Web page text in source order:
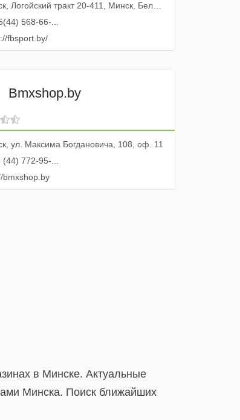
Логойский тракт 20-411, Минск, Беларусь
568-66-...
fbsport.by/
Bmxshop.by
ул. Максима Богдановича, 108, оф. 11
(44) 772-95-...
bmxshop.by
в Минске. Актуальные
Минска. Поиск ближайших